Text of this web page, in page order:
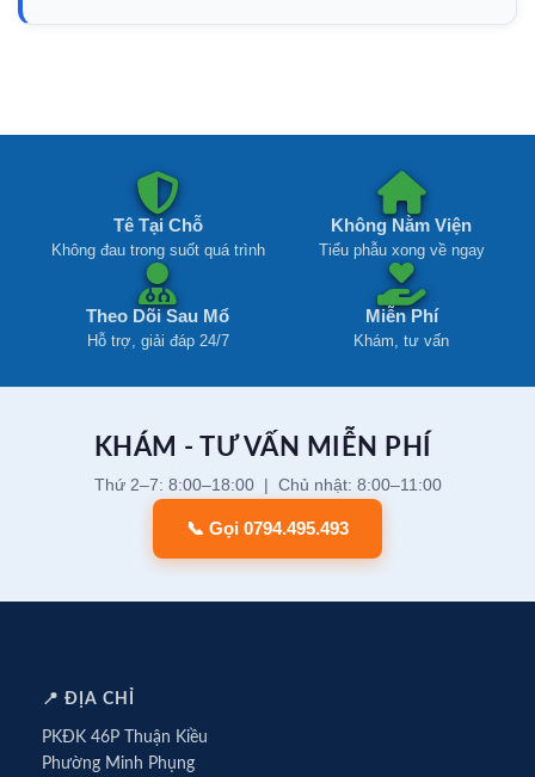
Tê Tại Chỗ
Không đau trong suốt quá trình
Không Nằm Viện
Tiểu phẫu xong về ngay
Theo Dõi Sau Mổ
Hỗ trợ, giải đáp 24/7
Miễn Phí
Khám, tư vấn
KHÁM - TƯ VẤN MIỄN PHÍ
Thứ 2–7: 8:00–18:00 | Chủ nhật: 8:00–11:00
📞 Gọi 0794.495.493
📍 ĐỊA CHỈ
PKĐK 46P Thuận Kiều
Phường Minh Phụng